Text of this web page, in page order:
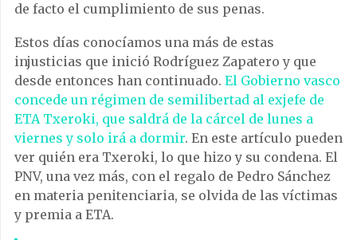
de facto el cumplimiento de sus penas.
Estos días conocíamos una más de estas
injusticias que inició Rodríguez Zapatero y que
desde entonces han continuado. El Gobierno vasco
concede un régimen de semilibertad al exjefe de
ETA Txeroki, que saldrá de la cárcel de lunes a
viernes y solo irá a dormir. En este artículo pueden
ver quién era Txeroki, lo que hizo y su condena. El
PNV, una vez más, con el regalo de Pedro Sánchez
en materia penitenciaria, se olvida de las víctimas
y premia a ETA.